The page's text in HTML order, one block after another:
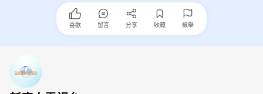
喜歡 留言 分享 收藏 檢舉